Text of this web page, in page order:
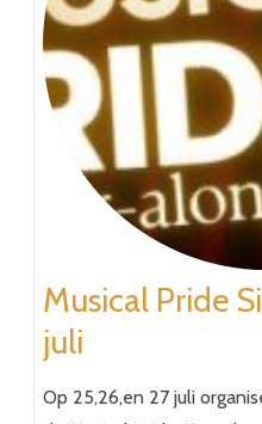
Musical Pride
juli
Op 25,26,en 27 juli